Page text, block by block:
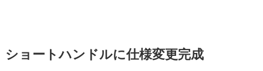
ショートハンドルに仕様変更完成